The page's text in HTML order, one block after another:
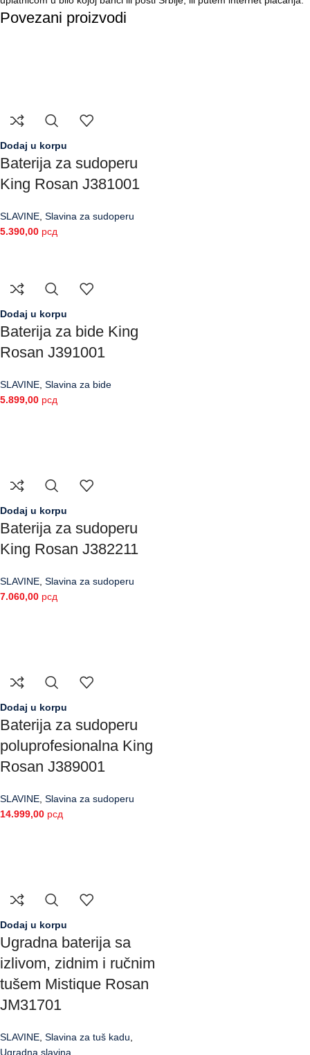
Povezani proizvodi
Dodaj u korpu
Baterija za sudoperu
King Rosan J381001
SLAVINE, Slavina za sudoperu
5.390,00 рсд
Dodaj u korpu
Baterija za bide King
Rosan J391001
SLAVINE Slavina za bide
5.899,00 рсд
Dodaj u korpu
Baterija za sudoperu
King Rosan J382211
SLAVINE Slavina za sudoperu
7.060,00 рсд
Dodaj u korpu
Baterija za sudoperu
poluprofesionalna King
Rosan J389001
SLAVINE Slavina za sudoperu
14.999,00 рсд
Dodaj u korpu
Ugradna baterija sa
izlivom, zidnim i ručnim
tušem Mistique Rosan
JM31701
SLAVINE Slavina za tuš kadu
Ugradna slavina